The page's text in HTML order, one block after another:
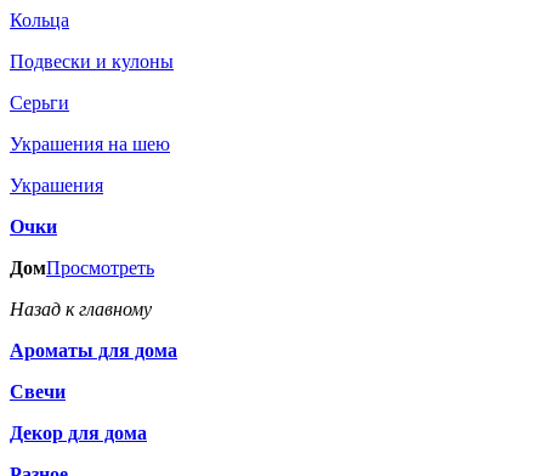
Кольца
Подвески и кулоны
Серьги
Украшения на шею
Украшения
Очки
ДомПросмотреть
Назад к главному
Ароматы для дома
Свечи
Декор для дома